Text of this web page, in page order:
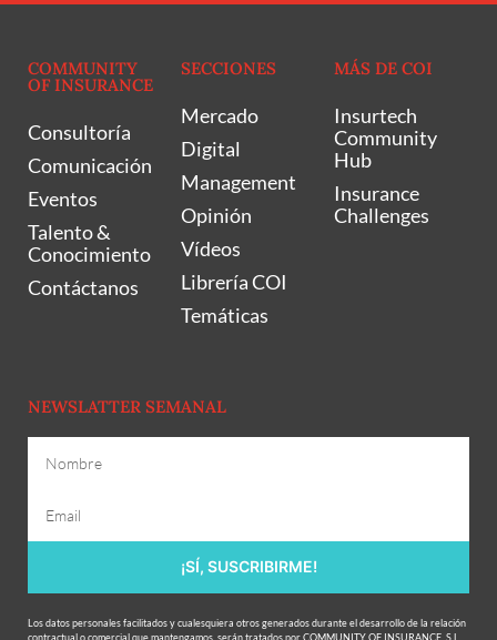
COMMUNITY
OF INSURANCE
Consultoría
Comunicación
Eventos
Talento &
Conocimiento
Contáctanos
SECCIONES
Mercado
Digital
Management
Opinión
Vídeos
Librería COI
Temáticas
MÁS DE COI
Insurtech
Community
Hub
Insurance
Challenges
NEWSLATTER SEMANAL
¡SÍ, SUSCRIBIRME!
Los datos personales facilitados y cualesquiera otros generados durante el desarrollo de la relación
contractual o comercial que mantengamos, serán tratados por COMMUNITY OF INSURANCE, S.L.